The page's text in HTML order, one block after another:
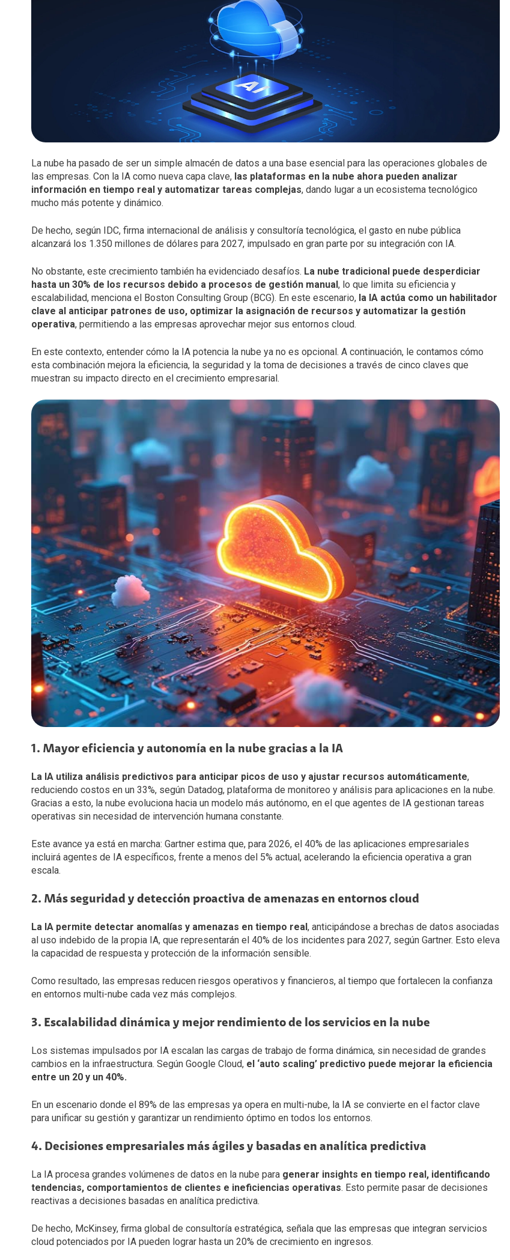
Soluciones de Valor Agregado
Mensajeria de texto Empresarial
Bolsa de Gigas
Datos compartidos
MDM
Data Center
Hosting
Almacenamiento
Respaldo de información
Colocation
Conectividad Datacenter
Administración TI
Publicidad ATL
Publicidad Digital
Identidad Digital
Biometría
Score Crediticio
Geodata
Seguridad
Claro Backup
Seguridad Empresas
Seguridad Móvil Claro Lookout
Capacidades por Demanda
Administración de recursos en la nube
Servicios Estándar
Cloud Solution
CloudFlex Microsoft
La nube ha pasado de ser un simple almacén de datos a una base esencial para las operaciones globales de
las empresas. Con la IA como nueva capa clave, las plataformas en la nube ahora pueden analizar
información en tiempo real y automatizar tareas complejas, dando lugar a un ecosistema tecnológico
mucho más potente y dinámico.
De hecho, según IDC, firma internacional de análisis y consultoría tecnológica, el gasto en nube pública
alcanzará los 1.350 millones de dólares para 2027, impulsado en gran parte por su integración con IA.
No obstante, este crecimiento también ha evidenciado desafíos. La nube tradicional puede desperdiciar
hasta un 30% de los recursos debido a procesos de gestión manual , lo que limita su eficiencia y
escalabilidad, menciona el Boston Consulting Group (BCG). En este escenario, la IA actúa como un habilitador
clave al anticipar patrones de uso, optimizar la asignación de recursos y automatizar la gestión
operativa, permitiendo a las empresas aprovechar mejor sus entornos cloud.
En este contexto, entender cómo la IA potencia la nube ya no es opcional. A continuación, le contamos cómo
esta combinación mejora la eficiencia, la seguridad y la toma de decisiones a través de cinco claves que
muestran su impacto directo en el crecimiento empresarial.
1. Mayor eficiencia y autonomía en la nube gracias a la IA
La IA utiliza análisis predictivos para anticipar picos de uso y ajustar recursos automáticamente,
reduciendo costos en un 33%, según Datadog, plataforma de monitoreo y análisis para aplicaciones en la nube.
Gracias a esto, la nube evoluciona hacia un modelo más autónomo, en el que agentes de IA gestionan tareas
operativas sin necesidad de intervención humana constante.
Este avance ya está en marcha: Gartner estima que, para 2026, el 40% de las aplicaciones empresariales
incluirá agentes de IA específicos, frente a menos del 5% actual, acelerando la eficiencia operativa a gran
escala.
2. Más seguridad y detección proactiva de amenazas en entornos cloud
La IA permite detectar anomalías y amenazas en tiempo real, anticipándose a brechas de datos asociadas
al uso indebido de la propia IA, que representarán el 40% de los incidentes para 2027, según Gartner. Esto eleva
la capacidad de respuesta y protección de la información sensible.
Como resultado, las empresas reducen riesgos operativos y financieros, al tiempo que fortalecen la confianza
en entornos multi-nube cada vez más complejos.
3. Escalabilidad dinámica y mejor rendimiento de los servicios en la nube
Los sistemas impulsados por IA escalan las cargas de trabajo de forma dinámica, sin necesidad de grandes
cambios en la infraestructura. Según Google Cloud, el ‘auto scaling’ predictivo puede mejorar la eficiencia
entre un 20 y un 40%.
En un escenario donde el 89% de las empresas ya opera en multi-nube, la IA se convierte en el factor clave
para unificar su gestión y garantizar un rendimiento óptimo en todos los entornos.
4. Decisiones empresariales más ágiles y basadas en analítica predictiva
La IA procesa grandes volúmenes de datos en la nube para generar insights en tiempo real, identificando
tendencias, comportamientos de clientes e ineficiencias operativas. Esto permite pasar de decisiones
reactivas a decisiones basadas en analítica predictiva.
De hecho, McKinsey, firma global de consultoría estratégica, señala que las empresas que integran servicios
cloud potenciados por IA pueden lograr hasta un 20% de crecimiento en ingresos.